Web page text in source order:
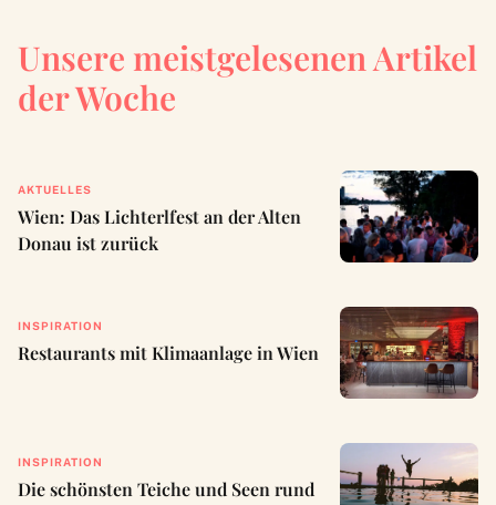
Unsere meistgelesenen Artikel
der Woche
AKTUELLES
Wien: Das Lichterlfest an der Alten
Donau ist zurück
INSPIRATION
Restaurants mit Klimaanlage in Wien
INSPIRATION
Die schönsten Teiche und Seen rund